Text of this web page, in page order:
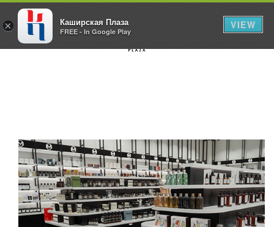
× Каширская Плаза
FREE - In Google Play
VIEW